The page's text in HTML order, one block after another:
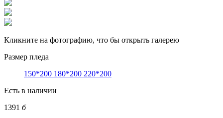
Кликните на фотографию, что бы открыть галерею
Размер пледа
150*200 180*200 220*200
Есть в наличии
1391 б